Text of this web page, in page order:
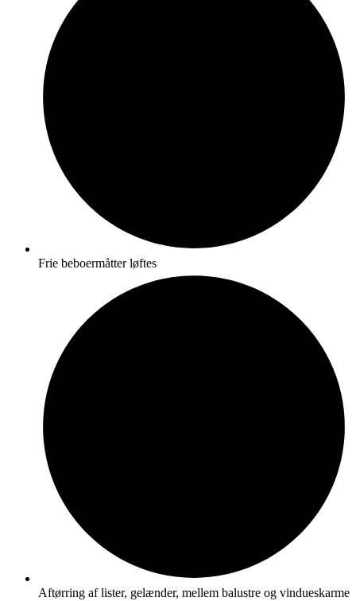
Frie beboermåtter løftes
Aftørring af lister, gelænder, mellem balustre og vindueskarme